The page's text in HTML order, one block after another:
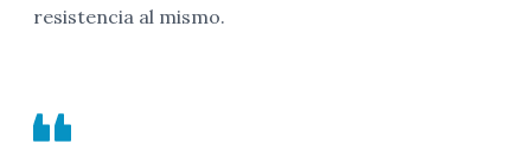
resistencia al mismo.